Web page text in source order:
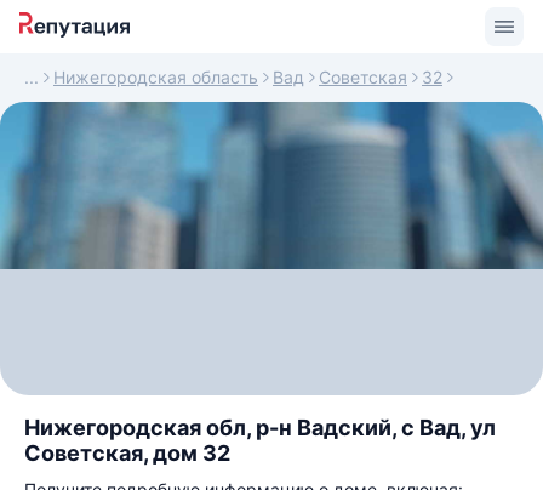
Нижегородская область Вад Советская 32
Нижегородская обл, р-н Вадский, с Вад, ул
Советская, дом 32